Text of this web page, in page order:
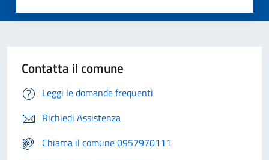
Contatta il comune
Leggi le domande frequenti
Richiedi Assistenza
Chiama il comune 0957970111